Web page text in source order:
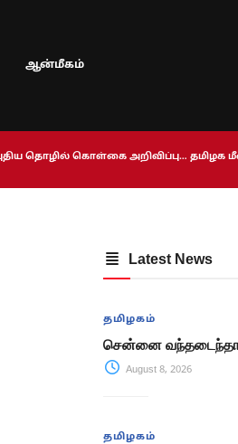
ஆன்மீகம்
தொழில் கொள்கை அறிவிப்பு… தமிழக
Latest News
தமிழகம்
சென்னை
August 8, 2026
தமிழகம்